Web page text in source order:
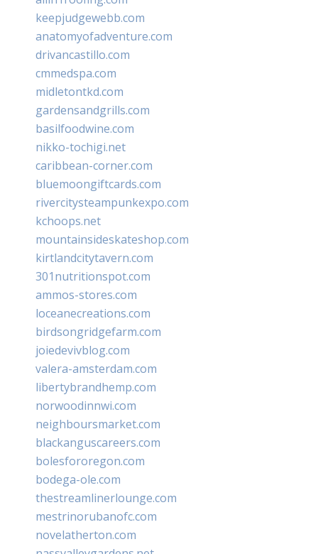
keepjudgewebb.com
anatomyofadventure.com
drivancastillo.com
cmmedspa.com
midletontkd.com
gardensandgrills.com
basilfoodwine.com
nikko-tochigi.net
caribbean-corner.com
bluemoongiftcards.com
rivercitysteampunkexpo.com
kchoops.net
mountainsideskateshop.com
kirtlandcitytavern.com
301nutritionspot.com
ammos-stores.com
loceanecreations.com
birdsongridgefarm.com
joiedevivblog.com
valera-amsterdam.com
libertybrandhemp.com
norwoodinnwi.com
neighboursmarket.com
blackanguscareers.com
bolesfororegon.com
bodega-ole.com
thestreamlinerlounge.com
mestrinorubanofc.com
novelatherton.com